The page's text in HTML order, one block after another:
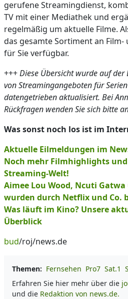
gerufene Streamingdienst,
TV mit einer Mediathek und
regelmäßig um aktuelle Filme.
das gesamte Sortiment an
für Sie verfügbar.
+++Diese Übersicht wurde auf
von Streamingangeboten für
datengetrieben aktualisiert. Bei
Rückfragen wenden Sie sich bitte
Was sonst noch los ist im
Aktuelle Eilmeldungen im
Noch mehr Filmhighlights
Streaming-Welt!
Aimee Lou Wood, Ncuti Gatwa
wurden durch Netflix und Co.
Was läuft im Kino? Unsere
Überblick
bud/roj/news.de
Themen: Fernsehen Pro7 Sat.1
Erfahren Sie hier mehr über die
und die Redaktion von news.de.